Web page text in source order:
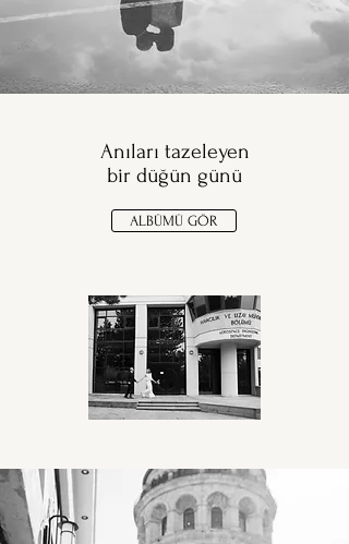
Anıları tazeleyen
bir düğün günü
ALBÜMÜ GÖR